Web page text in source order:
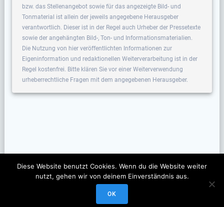
bzw. das Stellenangebot sowie für das angezeigte Bild- und
Tonmaterial ist allein der jeweils angegebene Herausgeber
verantwortlich. Dieser ist in der Regel auch Urheber der Pressetexte
sowie der angehängten Bild-, Ton- und Informationsmaterialien.
Die Nutzung von hier veröffentlichten Informationen zur
Eigeninformation und redaktionellen Weiterverarbeitung ist in der
Regel kostenfrei. Bitte klären Sie vor einer Weiterverwendung
urheberrechtliche Fragen mit dem angegebenen Herausgeber.
Diese Website benutzt Cookies. Wenn du die Website weiter
nutzt, gehen wir von deinem Einverständnis aus.
OK